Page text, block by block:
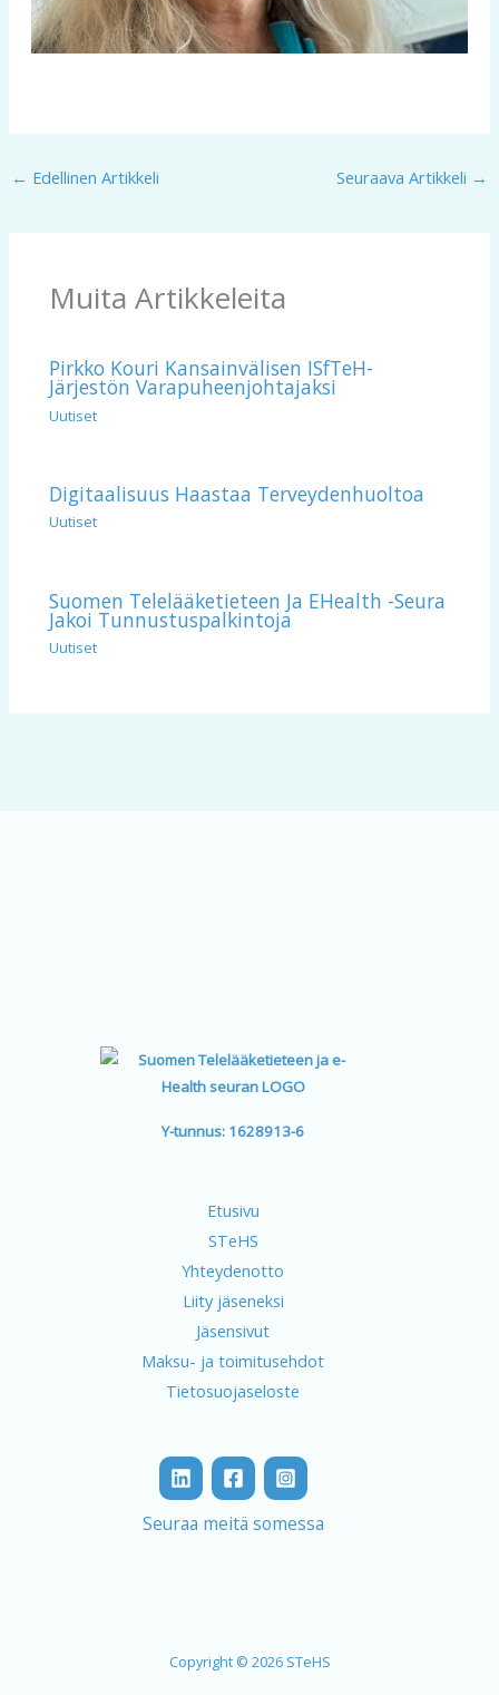
← Edellinen Artikkeli Seuraava Artikkeli →
Muita Artikkeleita
Pirkko Kouri Kansainvälisen ISfTeH-
Järjestön Varapuheenjohtajaksi
Uutiset
Digitaalisuus Haastaa Terveydenhuoltoa
Uutiset
Suomen Telelääketieteen Ja EHealth -seura
Jakoi Tunnustuspalkintoja
Uutiset
Y-tunnus: 1628913-6
Etusivu
STeHS
Yhteydenotto
Liity jäseneksi
Jäsensivut
Maksu- ja toimitusehdot
Tietosuojaseloste
Seuraa meitä somessa
Copyright © 2026 STeHS